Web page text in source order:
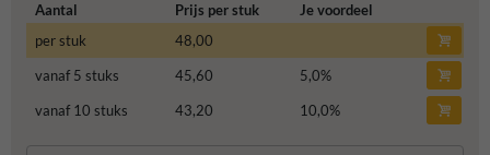
Aantal Prijs per stuk
Je voordeel
per stuk
48,00
vanaf 5 stuks
45,60 5,0%
vanaf 10 stuks
43,20 10,0%